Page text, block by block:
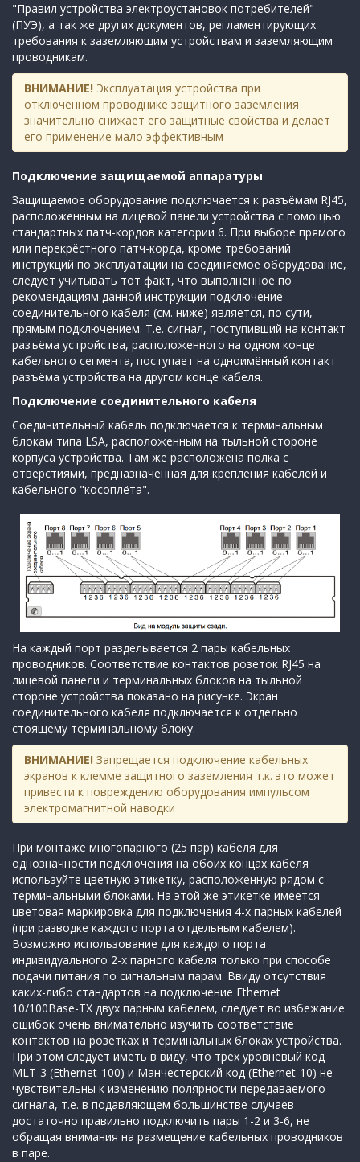
"Правил устройства электроустановок потребителей"
(ПУЭ), а так же других документов, регламентирующих
требования к заземляющим устройствам и заземляющим
проводникам.
ВНИМАНИЕ! Эксплуатация устройства при
отключенном проводнике защитного заземления
значительно снижает его защитные свойства и делает
его применение мало эффективным
Подключение защищаемой аппаратуры
Защищаемое оборудование подключается к разъёмам RJ45,
расположенным на лицевой панели устройства с помощью
стандартных патч-кордов категории 6. При выборе прямого
или перекрёстного патч-корда, кроме требований
инструкций по эксплуатации на соединяемое оборудование,
следует учитывать тот факт, что выполненное по
рекомендациям данной инструкции подключение
соединительного кабеля (см. ниже) является, по сути,
прямым подключением. Т.е. сигнал, поступивший на контакт
разъёма устройства, расположенного на одном конце
кабельного сегмента, поступает на одноимённый контакт
разъёма устройства на другом конце кабеля.
Подключение соединительного кабеля
Соединительный кабель подключается к терминальным
блокам типа LSA, расположенным на тыльной стороне
корпуса устройства. Там же расположена полка с
отверстиями, предназначенная для крепления кабелей и
кабельного "косоплёта".
На каждый порт разделывается 2 пары кабельных
проводников. Соответствие контактов розеток RJ45 на
лицевой панели и терминальных блоков на тыльной
стороне устройства показано на рисунке. Экран
соединительного кабеля подключается к отдельно
стоящему терминальному блоку.
ВНИМАНИЕ! Запрещается подключение кабельных
экранов к клемме защитного заземления т.к. это может
привести к повреждению оборудования импульсом
электромагнитной наводки
При монтаже многопарного (25 пар) кабеля для
однозначности подключения на обоих концах кабеля
используйте цветную этикетку, расположенную рядом с
терминальными блоками. На этой же этикетке имеется
цветовая маркировка для подключения 4-х парных кабелей
(при разводке каждого порта отдельным кабелем).
Возможно использование для каждого порта
индивидуального 2-х парного кабеля только при способе
подачи питания по сигнальным парам. Ввиду отсутствия
каких-либо стандартов на подключение Ethernet
10/100Base-TX двух парным кабелем, следует во избежание
ошибок очень внимательно изучить соответствие
контактов на розетках и терминальных блоках устройства.
При этом следует иметь в виду, что трех уровневый код
MLT-3 (Ethernet-100) и Манчестерский код (Ethernet-10) не
чувствительны к изменению полярности передаваемого
сигнала, т.е. в подавляющем большинстве случаев
достаточно правильно подключить пары 1-2 и 3-6, не
обращая внимания на размещение кабельных проводников
в паре.